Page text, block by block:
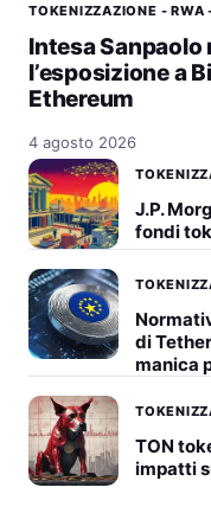
TOKENIZZAZIONE - RWA
Intesa Sanpaolo
l’esposizione a
Ethereum
4 agosto 2026
J.P.
fondi
di
manica
TON
impatti